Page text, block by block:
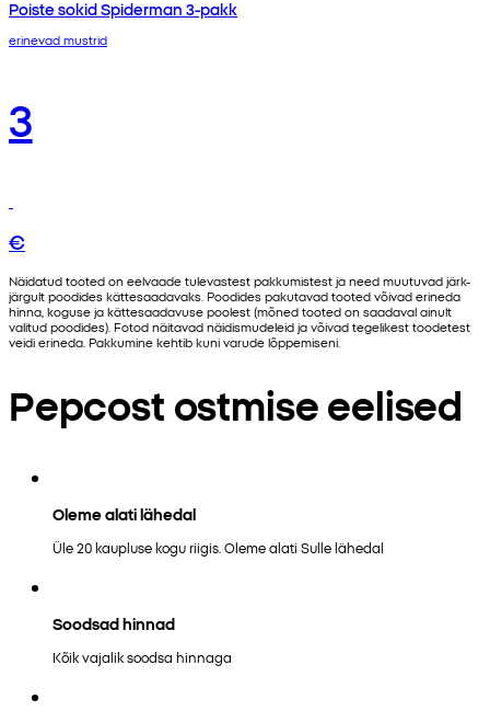
Poiste sokid Spiderman 3-pakk
erinevad mustrid
3
€
Näidatud tooted on eelvaade tulevastest pakkumistest ja need muutuvad järk-
järgult poodides kättesaadavaks. Poodides pakutavad tooted võivad erineda
hinna, koguse ja kättesaadavuse poolest (mõned tooted on saadaval ainult
valitud poodides). Fotod näitavad näidismudeleid ja võivad tegelikest toodetest
veidi erineda. Pakkumine kehtib kuni varude lõppemiseni.
Pepcost ostmise eelised
Oleme alati lähedal
Üle 20 kaupluse kogu riigis. Oleme alati Sulle lähedal
Soodsad hinnad
Kõik vajalik soodsa hinnaga